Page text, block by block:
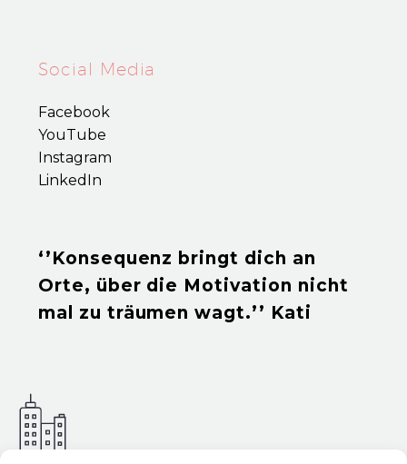
Social Media
Facebook
YouTube
Instagram
LinkedIn
‘’Konsequenz bringt dich an
Orte, über die Motivation nicht
mal zu träumen wagt.’’ Kati